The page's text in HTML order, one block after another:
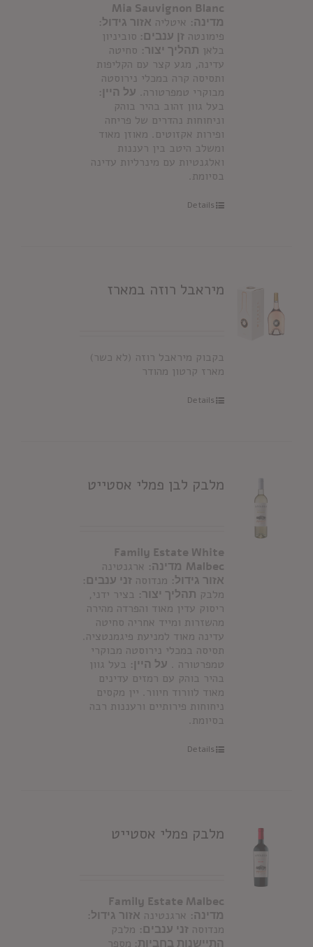
Mia Sauvignon Blanc
מדינה: איטליה אזור גידול:
פימונטה זן ענבים: סוביניון
בלאן תהליך יצור: סחיטה
עדינה, מגע קצר עם הקליפות
ותסיסה קרה במכלי נירוסטה
מבוקרי טמפרטורה. על היין:
בעל גוון זהוב בהיר בוהק
וניחוחות נהדרים של פריחה
ופירות אקזוטים. מאוזן מאוד
ומשלב היטב בין רעננות
ואלגנטיות עם מינרליות עדינה
בסיומת.
Details
מיראבל רוזה במארז
בקבוק מיראבל רוזה (לא כשר)
מארז קרטון מהודר
Details
מלבק לבן פמלי אסטייט
Family Estate White
Malbec מדינה: ארגנטינה
אזור גידול: מנדוסה זני ענבים:
מלבק תהליך יצור: בציר ידני,
ריסוק עדין מאוד והפרדה מהירה
מהשזרות ומייד אחריה סחיטה
עדינה מאוד למניעת פיגמנטציה.
תסיסה במכלי נירוסטה מבוקרי
טמפרטורה . על היין: בעל גוון
בהיר בוהק עם רמזים עדינים
מאוד לוורוד חיוור. יין מקסים
ניחוחות פירותיים ורעננות רבה
בסיומת.
Details
מלבק פמלי אסטייט
Family Estate Malbec
מדינה: ארגנטינה אזור גידול:
מנדוסה זני ענבים: מלבק
התיישנות בחביות: מספר